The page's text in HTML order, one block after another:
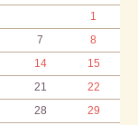
1
7
8
14
15
21
22
28
29